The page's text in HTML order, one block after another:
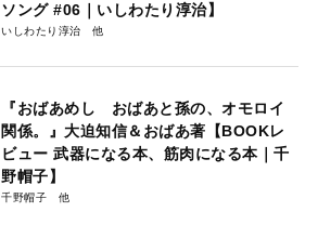
ソング #06｜いしわたり淳治】
いしわたり淳治
『おばあめし おばあと孫の、オモロイ
関係。』大迫知信＆おばあ著【BOOKレ
ビュー 武器になる本、筋肉になる本｜千
野帽子】
千野帽子